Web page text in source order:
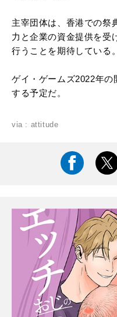
主宰団体は、香港での祭
力と企業の資金提供を受
行うことを期待している。
ゲイ・ゲームズ2022年の
する予定だ。
via : attitude